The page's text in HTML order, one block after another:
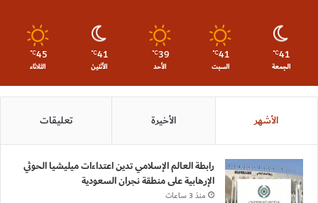
41
℃
الجمعة
41
℃
السبت
39
℃
الأحد
41
℃
الأثنين
45
℃
الثلاثاء
الأشهر الأخيرة تعليقات
رابطة العالم الإسلامي تدين اعتداءات ميليشيا الحوثي
الإرهابية على منطقة نجران السعودية
منذ 3 ساعات